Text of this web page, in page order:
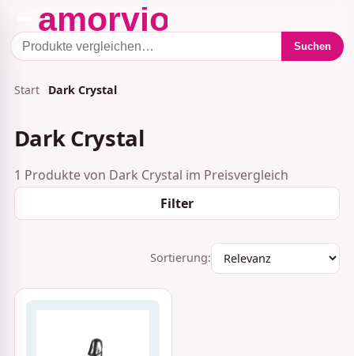
Suchen
Start Dark Crystal
Dark Crystal
1 Produkte von Dark Crystal im Preisvergleich
Filter
Sortierung: